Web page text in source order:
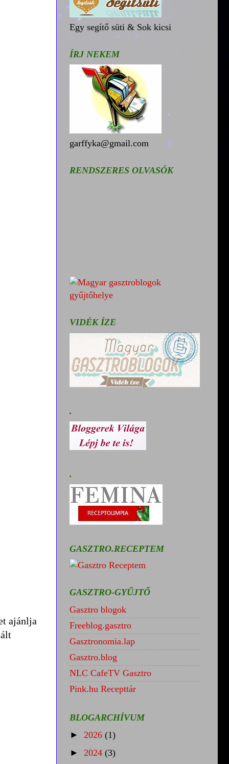
ajánlja
Egy segítő süti & Sok kicsi
ÍRJ NEKEM
garffyka@gmail.com
RENDSZERES OLVASÓK
VIDÉK ÍZE
.
.
GASZTRO.RECEPTEM
GASZTRO-GYŰJTŐ
Gasztro blogok
Freeblog.gasztro
Gasztronomia.lap
Gasztro.blog
NLC CafeTV Gasztro
Pink.hu Recepttár
BLOGARCHÍVUM
► 2026 (1)
► 2024 (3)